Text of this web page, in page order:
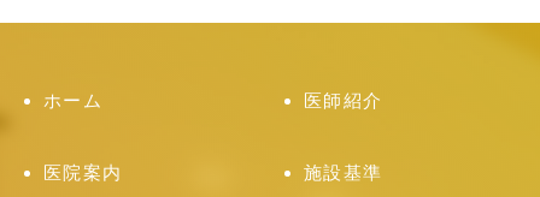
ホーム 医師紹介
医院案内 施設基準